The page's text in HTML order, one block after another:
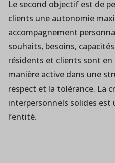
Le second objectif est de
clients une autonomie
accompagnement
souhaits, besoins,
résidents et clients sont
manière active dans une
respect et la tolérance. La
interpersonnels solides
l’entité.